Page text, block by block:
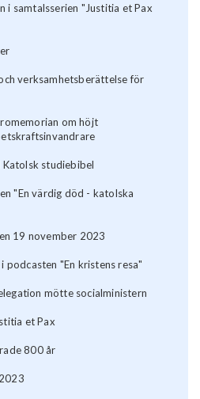
i samtalsserien "Justitia et Pax
verksamhetsberättelse för
om höjt
studiebibel
"En värdig död - katolska
19 november 2023
podcasten "En kristens resa"
mötte socialministern
et Pax
800 år